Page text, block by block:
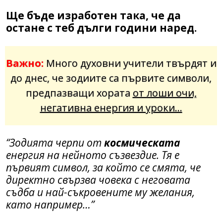
Ще бъде изработен така, че да
остане с теб дълги години наред.
Важно: Много духовни учители твърдят и
до днес, че зодиите са първите символи,
предпазващи хората от лоши очи,
негативна енергия и уроки…
“Зодията черпи от космическата
енергия на нейното съзвездие. Тя е
първият символ, за който се смята, че
директно свързва човека с неговата
съдба и най-съкровените му желания,
като например…”